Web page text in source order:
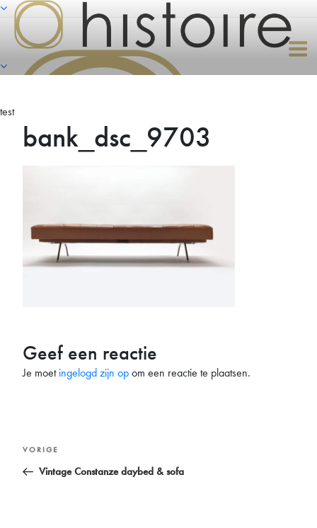
Naar
inhoud
springen
test
bank_dsc_9703
Geef een reactie
Je moetingelogd zijn opom een reactie te plaatsen.
Bericht
navigatie
Vorig
bericht
VORIGE
Vintage Constanze daybed & sofa